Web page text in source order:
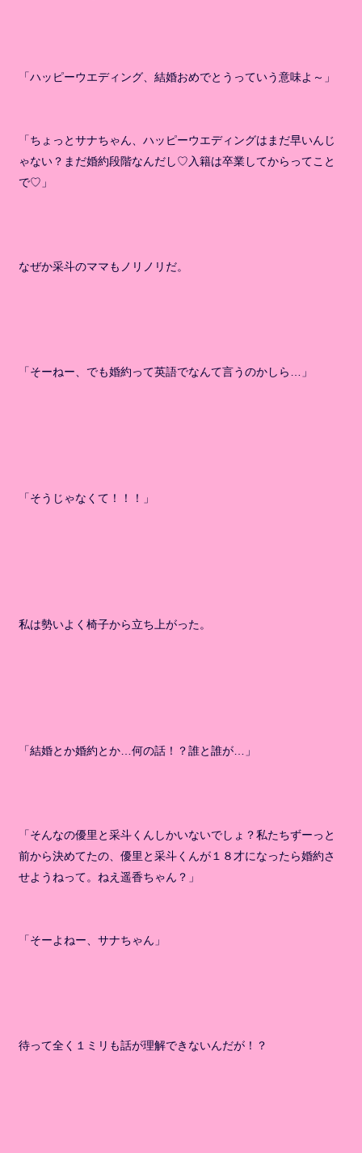
「ハッピーウエディング、結婚おめでとうっていう意味よ～」
「ちょっとサナちゃん、ハッピーウエディングはまだ早いんじ
ゃない？まだ婚約段階なんだし♡入籍は卒業してからってこと
で♡」
なぜか采斗のママもノリノリだ。
「そーねー、でも婚約って英語でなんて言うのかしら…」
「そうじゃなくて！！！」
私は勢いよく椅子から立ち上がった。
「結婚とか婚約とか…何の話！？誰と誰が…」
「そんなの優里と采斗くんしかいないでしょ？私たちずーっと
前から決めてたの、優里と采斗くんが１８才になったら婚約さ
せようねって。ねえ遥香ちゃん？」
「そーよねー、サナちゃん」
待って全く１ミリも話が理解できないんだが！？